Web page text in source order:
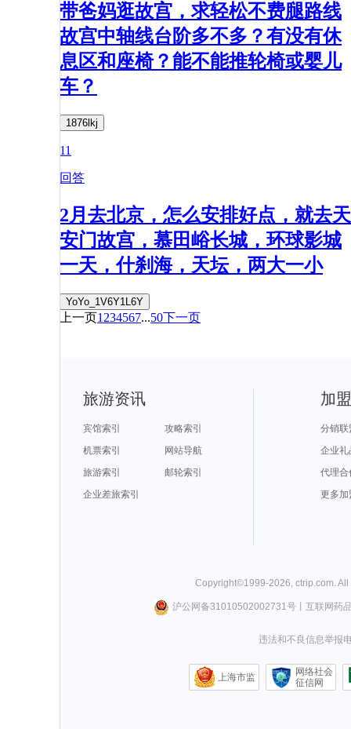
带爸妈逛故宫，求轻松不费腿路线
故宫中轴线台阶多不多？有没有休
息区和座椅？能不能推轮椅或婴儿
车？
1876lkj
11
回答
2月去北京，怎么安排好点，就去天
安门故宫，慕田峪长城，环球影城
一天，什刹海，天坛，两大一小
YoYo_1V6Y1L6Y
上一页1 234567...50下一页
旅游资讯
宾馆索引
攻略索引
机票索引
网站导航
旅游索引
邮轮索引
企业差旅索引
加
分销联
企业礼
代理合
更多加
Copyright©1999-2026, ctrip.com.
沪公网备31010502002731号丨 互联网药
违法和不良信息举报
上海市监
网络社会
征信网